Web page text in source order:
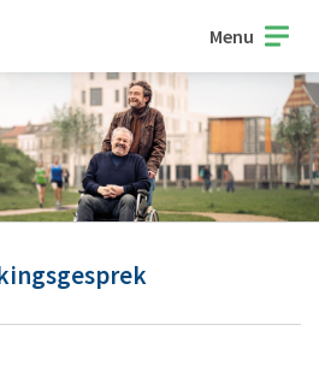
Menu